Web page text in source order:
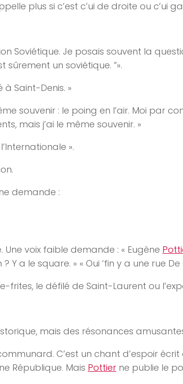
plus si c’est c’ui de droite ou c’ui
Soviétique. Je posais souvent la
sûrement un soviétique. ”».
à Saint-Denis. »
souvenir : le poing en l’air. Moi par
mais j’ai le même souvenir. »
».
demande :
voix faible demande : « Eugène
Y a le square. » « Oui ‘fin y a une rue
frites, le défilé de Saint-Laurent ou
mais des résonances
C’est un chant d’espoir
République. Mais Pottier ne publie le